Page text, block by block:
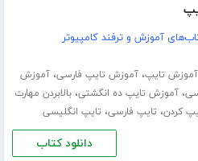
آموزش و ترفند کامپیوتر
آموزش تایپ،آموزش تایپ فارسی،آموزش
،آموزش تایپ ده انگشتی،بالابردن مهارت
کردن، تایپ فارسی، تایپ انگلیسی
دانلود کتاب